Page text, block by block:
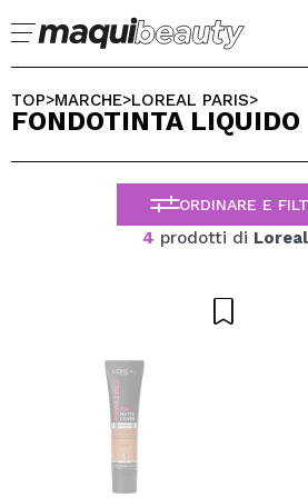
Sono già #maquilover, ho un
Ha dimenticato la password?
Non ho un account qui
SELEZIONA LA TUA
ITALIANO
ESPAÑOL
ENGLISH
FRANCES
TOP>MARCHE>LOREAL PARIS>
FONDOTINTA LIQUIDO
ORDINARE E
4 prodotti di